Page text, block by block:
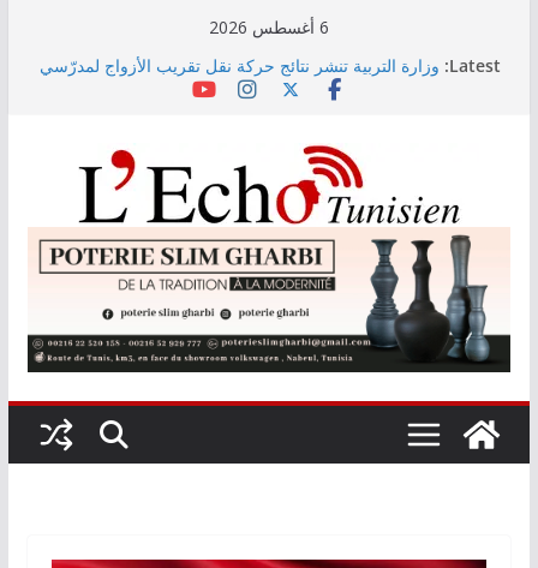
6 أغسطس 2026
Latest: وزارة التربية تنشر نتائج حركة نقل تقريب الأزواج لمدرّسي
التعليم الابتدائي لسنة 2026
التمهيدي الأوّل
“نسناس وبهناس”.. عرض مسرحي جديد للأطفال يجمع بين
الترفيه والقيم التربوية بمدينة الثقافة
اليوم: قرعة الدور التمهيدي لرابطة الأبطال وكأس
الكونفدرالية